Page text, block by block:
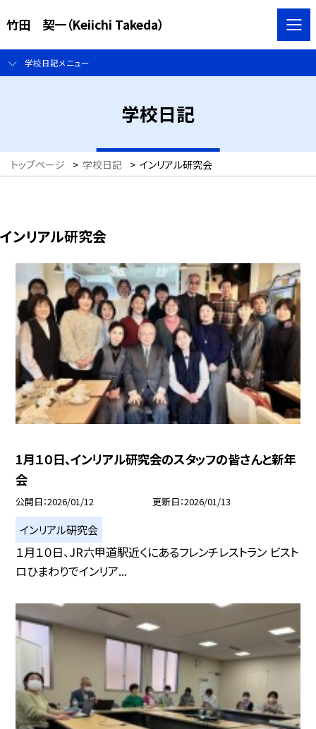
竹田 契一（Keiichi Takeda）
学校日記メニュー
学校日記
トップページ > 学校日記 > インリアル研究会
インリアル研究会
1月１０日、インリアル研究会のスタッフの皆さんと新年
会
公開日 2026/01/12 更新日 2026/01/13
インリアル研究会
１月１０日、JR六甲道駅近くにあるフレンチレストラン ビスト
ロひまわりでインリア...